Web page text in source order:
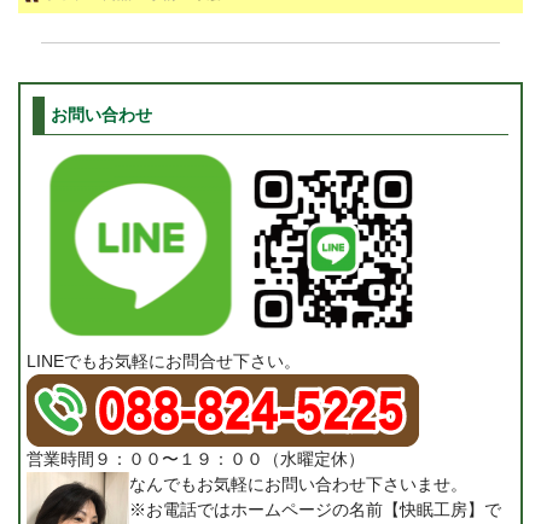
お問い合わせ
LINEでもお気軽にお問合せ下さい。
営業時間９：００〜１９：００（水曜定休）
なんでもお気軽にお問い合わせ下さいませ。
※お電話ではホームページの名前【快眠工房】で